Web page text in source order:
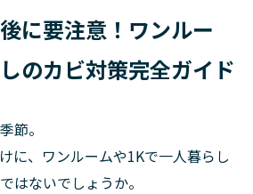
に要注意！ワンルー
のカビ対策完全ガイド
節。
に、ワンルームや1Kで一人暮らし
はないでしょうか。